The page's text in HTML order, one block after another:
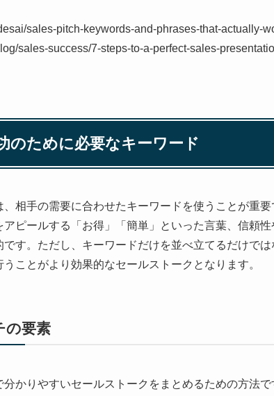
sales-pitch-keywords-and-phrases-that-actually-
sales-success/7-steps-to-a-perfect-sales-
のために必要なキーワード
相手の需要に合わせたキーワードを使うことが重
ピールする「お得」「簡単」といった言葉、信頼性
です。ただし、キーワードだけを並べ立てるだけで
ことがより効果的なセールストークとなります。
の要素
かりやすいセールストークをまとめるための方法